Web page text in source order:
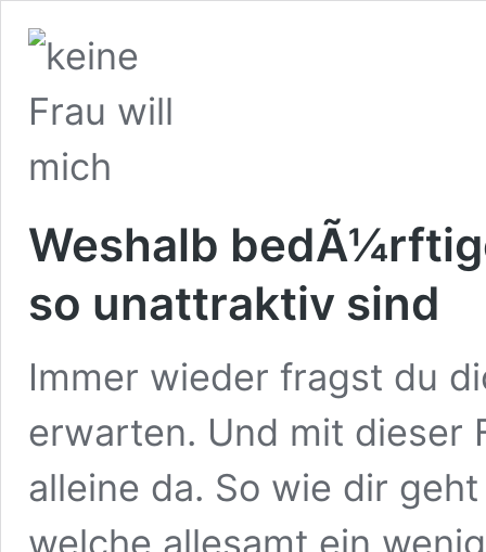
Weshalb
so unattraktiv sind
Immer wieder fragst du
erwarten. Und mit dieser
alleine da. So wie dir
welche allesamt ein